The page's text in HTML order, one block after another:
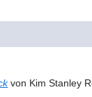
von Kim Stanley